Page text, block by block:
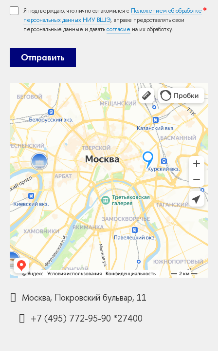
Я подтверждаю, что лично ознакомился с Положением об обработке
персональных данных НИУ ВШЭ, вправе предоставлять свои
персональные данные и даватьсогласие на их обработку.
Отправить
Москва, Покровский бульвар, 11
+7 (495) 772-95-90 *27400